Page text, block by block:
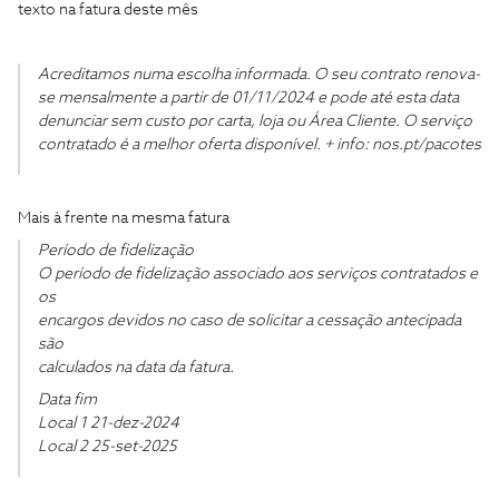
texto na fatura deste mês
Acreditamos numa escolha informada. O seu contrato renova-
se mensalmente a partir de 01/11/2024 e pode até esta data
denunciar sem custo por carta, loja ou Área Cliente. O serviço
contratado é a melhor oferta disponível. + info: nos.pt/pacotes
Mais à frente na mesma fatura
Período de fidelização
O período de fidelização associado aos serviços contratados e
os
encargos devidos no caso de solicitar a cessação antecipada
são
calculados na data da fatura.
Data fim
Local 1 21-dez-2024
Local 2 25-set-2025